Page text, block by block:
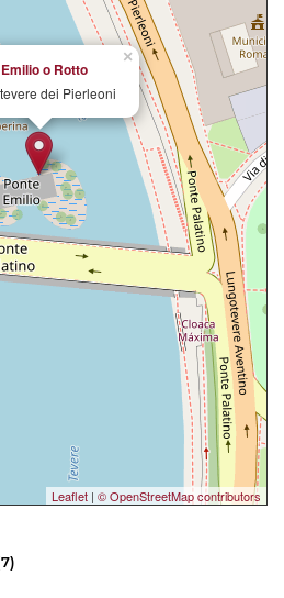
×
o Rotto
dei Pierleoni
Leaflet | © OpenStreetMap contributors